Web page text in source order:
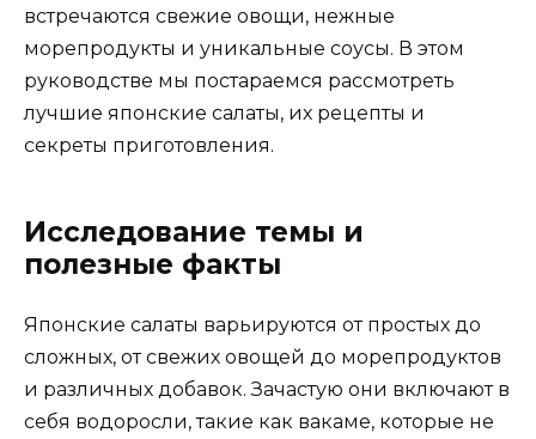
встречаются свежие овощи, нежные
морепродукты и уникальные соусы. В этом
руководстве мы постараемся рассмотреть
лучшие японские салаты, их рецепты и
секреты приготовления.
Исследование темы и
полезные факты
Японские салаты варьируются от простых до
сложных, от свежих овощей до морепродуктов
и различных добавок. Зачастую они включают в
себя водоросли, такие как вакаме, которые не